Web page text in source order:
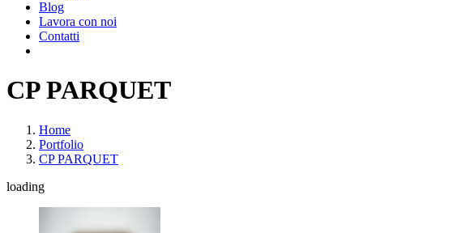
Blog
Lavora con noi
Contatti
CP PARQUET
Home
Portfolio
CP PARQUET
loading